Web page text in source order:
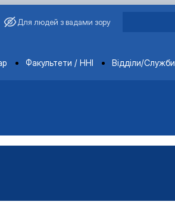
Для людей з вадами зору
Факультети / ННІ Відділи/Служби